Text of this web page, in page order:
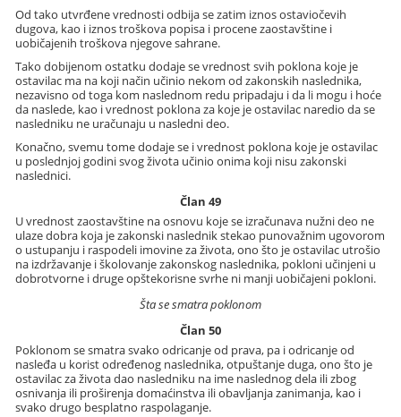
Od tako utvrđene vrednosti odbija se zatim iznos ostaviočevih
dugova, kao i iznos troškova popisa i procene zaostavštine i
uobičajenih troškova njegove sahrane.
Tako dobijenom ostatku dodaje se vrednost svih poklona koje je
ostavilac ma na koji način učinio nekom od zakonskih naslednika,
nezavisno od toga kom naslednom redu pripadaju i da li mogu i hoće
da naslede, kao i vrednost poklona za koje je ostavilac naredio da se
nasledniku ne uračunaju u nasledni deo.
Konačno, svemu tome dodaje se i vrednost poklona koje je ostavilac
u poslednjoj godini svog života učinio onima koji nisu zakonski
naslednici.
Član 49
U vrednost zaostavštine na osnovu koje se izračunava nužni deo ne
ulaze dobra koja je zakonski naslednik stekao punovažnim ugovorom
o ustupanju i raspodeli imovine za života, ono što je ostavilac utrošio
na izdržavanje i školovanje zakonskog naslednika, pokloni učinjeni u
dobrotvorne i druge opštekorisne svrhe ni manji uobičajeni pokloni.
Šta se smatra poklonom
Član 50
Poklonom se smatra svako odricanje od prava, pa i odricanje od
nasleđa u korist određenog naslednika, otpuštanje duga, ono što je
ostavilac za života dao nasledniku na ime naslednog dela ili zbog
osnivanja ili proširenja domaćinstva ili obavljanja zanimanja, kao i
svako drugo besplatno raspolaganje.